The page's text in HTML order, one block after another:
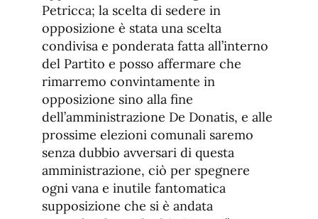
Petricca; la scelta di sedere in
opposizione è stata una scelta
condivisa e ponderata fatta all’interno
del Partito e posso affermare che
rimarremo convintamente in
opposizione sino alla fine
dell’amministrazione De Donatis, e alle
prossime elezioni comunali saremo
senza dubbio avversari di questa
amministrazione, ciò per spegnere
ogni vana e inutile fantomatica
supposizione che si è andata